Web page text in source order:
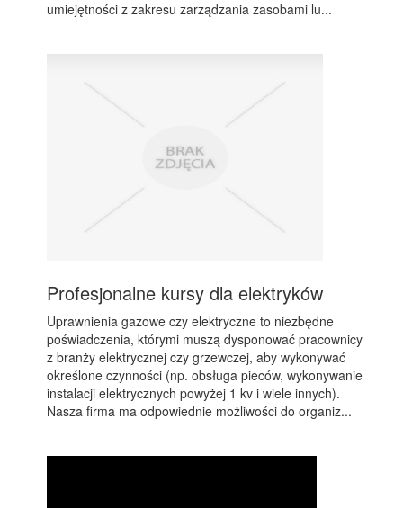
umiejętności z zakresu zarządzania zasobami lu...
Profesjonalne kursy dla elektryków
Uprawnienia gazowe czy elektryczne to niezbędne
poświadczenia, którymi muszą dysponować pracownicy
z branży elektrycznej czy grzewczej, aby wykonywać
określone czynności (np. obsługa pieców, wykonywanie
instalacji elektrycznych powyżej 1 kv i wiele innych).
Nasza firma ma odpowiednie możliwości do organiz...